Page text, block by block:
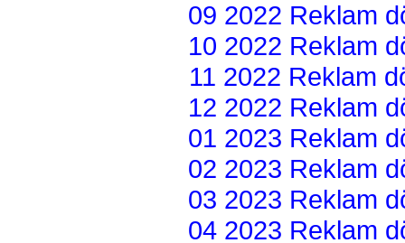
09 2022 Reklam
10 2022 Reklam
11 2022 Reklam
12 2022 Reklam
01 2023 Reklam
02 2023 Reklam
03 2023 Reklam
04 2023 Reklam